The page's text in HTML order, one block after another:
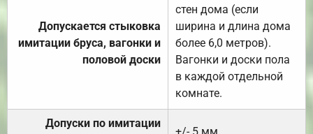
Допускается стыковка
имитации бруса, вагонки и
половой доски
стен дома (если
ширина и длина дома
более 6,0 метров).
Вагонки и доски пола
в каждой отдельной
комнате.
Допуски по имитации
+/- 5 мм.